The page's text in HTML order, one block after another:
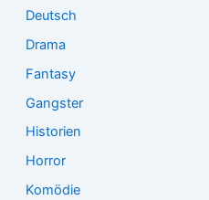
Deutsch
Drama
Fantasy
Gangster
Historien
Horror
Komödie